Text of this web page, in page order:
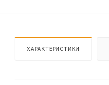
ХАРАКТЕРИСТИКИ